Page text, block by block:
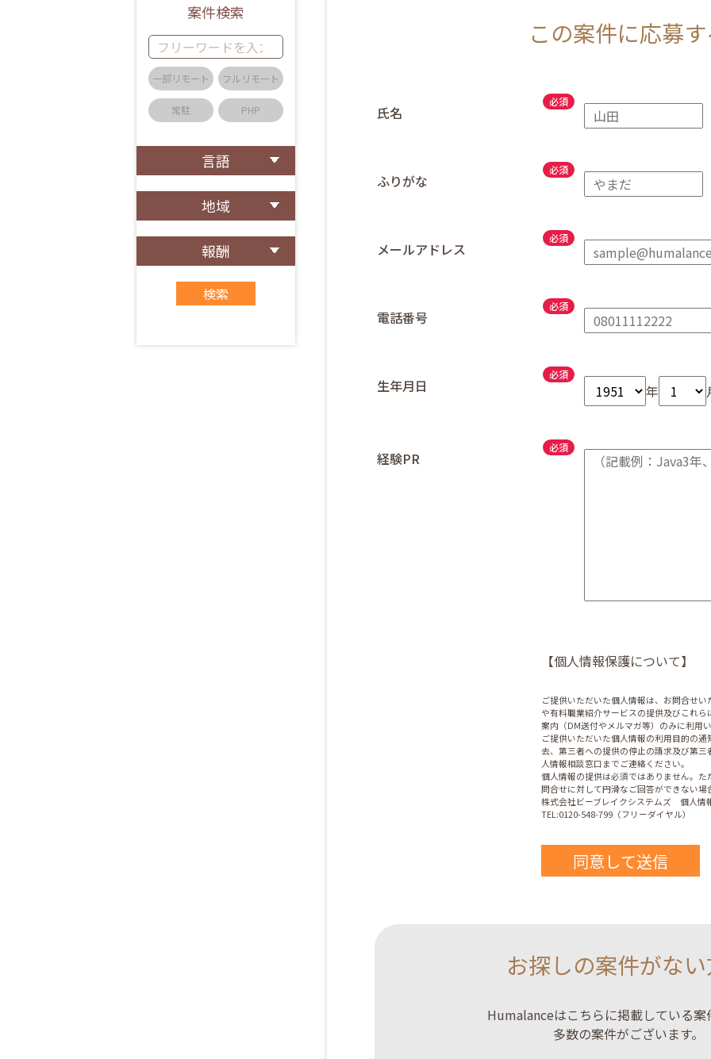
案件検索
一部リモート フルリモート
常駐 PHP
言語
地域
報酬
この案件に応募
氏名
ふりがな
メールアドレス
電話番号
生年月日 年
経験PR
【個人情報保護について】
ご提供いただいた個人情報は、お問合せ
や有料職業紹介サービスの提供及びこれ
案内（DM送付やメルマガ等）のみに利用
ご提供いただいた個人情報の利用目的の
去、第三者への提供の停止の請求及び第
人情報相談窓口までご連絡ください。
個人情報の提供は必須ではありません。
問合せに対して円滑なご回答ができない場
株式会社ビーブレイクシステムズ 個人情
TEL:0120-548-799（フリーダイヤル）
お探しの案件がな
Humalanceはこちらに掲載している案
多数の案件がございます。